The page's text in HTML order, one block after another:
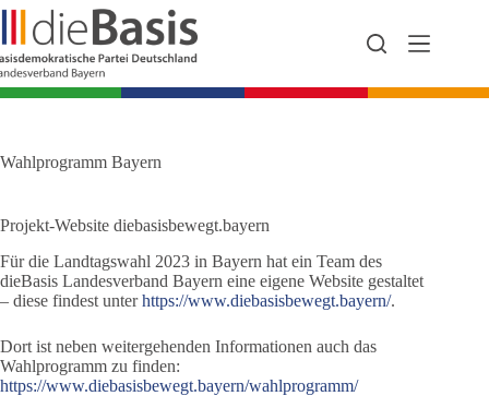
Zum
Inhalt
springen
Wahlprogramm Bayern
Projekt-Website diebasisbewegt.bayern
Für die Landtagswahl 2023 in Bayern hat ein Team des
dieBasis Landesverband Bayern eine eigene Website gestaltet
– diese findest unterhttps://www.diebasisbewegt.bayern/.
Dort ist neben weitergehenden Informationen auch das
Wahlprogramm zu finden:
https://www.diebasisbewegt.bayern/wahlprogramm/